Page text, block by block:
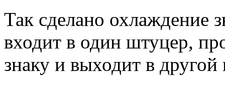
Так сделано охлаждение
входит в один штуцер,
знаку и выходит в